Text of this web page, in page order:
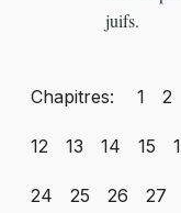
juifs.
Chapitres: 1 2
12 13 14 15
24 25 26 27